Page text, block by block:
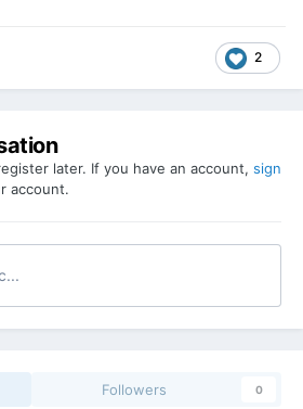
2
later. If you have an account, sign
account.
Followers 0